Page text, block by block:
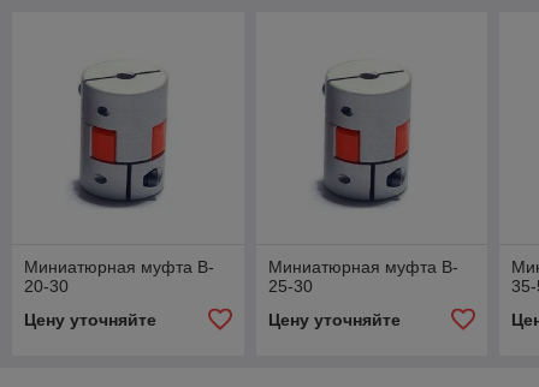
Миниатюрная муфта B-
20-30
Цену уточняйте
Миниатюрная муфта B-
25-30
Цену уточняйте